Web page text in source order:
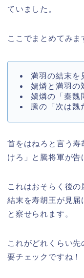
ていました。
ここでまとめてみま
満羽の結末を
媧燐と満羽の
媧燐の「秦魏
騰の「次は魏
首をはねろと言う寿
けろ」と騰将軍が告
これはおそらく後
結末を寿胡王が見届
と察せられます。
これがどれくらい先
要チェックですね！